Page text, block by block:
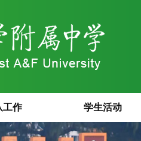
工作 学生活动